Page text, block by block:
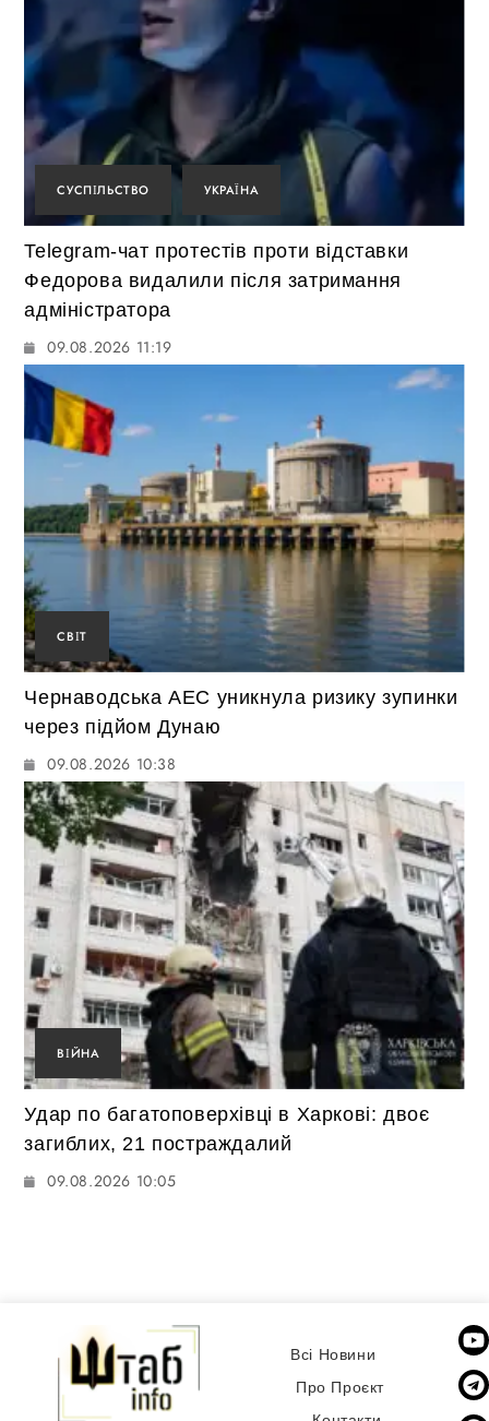
СУСПІЛЬСТВО УКРАЇНА
Telegram-чат протестів проти відставки
Федорова видалили після затримання
адміністратора
09.08.2026 11:19
СВІТ
Чернаводська АЕС уникнула ризику зупинки
через підйом Дунаю
09.08.2026 10:38
ВІЙНА
Удар по багатоповерхівці в Харкові: двоє
загиблих, 21 постраждалий
09.08.2026 10:05
Всі Новини
Про Проєкт